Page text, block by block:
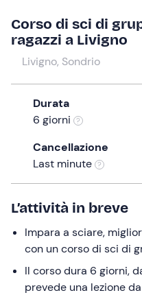
and
select
date.
Press
question
get
the
keyboard
shortcuts
changing
dates.
Corso di sci di
ragazzi a Livigno
Livigno, Sondrio
Durata
6 giorni
Cancellazione
Last minute
L’attività in breve
Impara a sciare,
con un corso di sci di
Il corso dura 6 giorni,
prevede una lezione